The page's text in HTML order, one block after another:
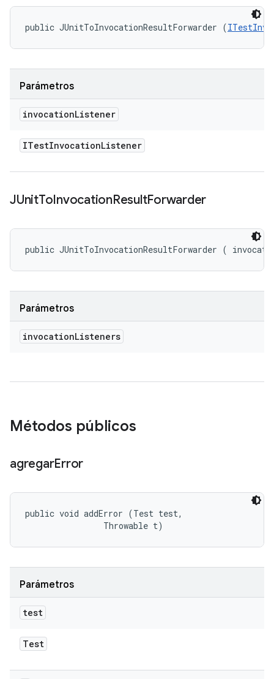
public JUnitToInvocationResultForwarder (
Parámetros
invocationListener
ITestInvocationListener
JUnitToInvocationResultForwarder
public JUnitToInvocationResultForwarder (
Parámetros
invocationListeners
Métodos públicos
agregarError
public void addError (Test test,
                Throwable t)
Parámetros
test
Test